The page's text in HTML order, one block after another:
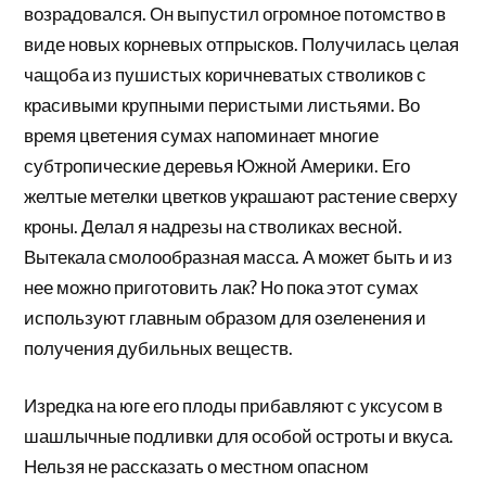
возрадовался. Он выпустил огромное потомство в
виде новых корневых отпрысков. Получилась целая
чащоба из пушистых коричневатых стволиков с
красивыми крупными перистыми листьями. Во
время цветения сумах напоминает многие
субтропические деревья Южной Америки. Его
желтые метелки цветков украшают растение сверху
кроны. Делал я надрезы на стволиках весной.
Вытекала смолообразная масса. А может быть и из
нее можно приготовить лак? Но пока этот сумах
используют главным образом для озеленения и
получения дубильных веществ.
Изредка на юге его плоды прибавляют с уксусом в
шашлычные подливки для особой остроты и вкуса.
Нельзя не рассказать о местном опасном